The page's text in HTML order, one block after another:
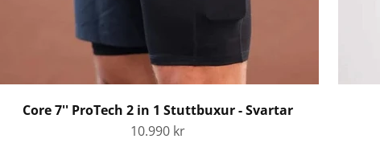
Core 7'' ProTech 2 in 1 Stuttbuxur - Svartar
Tilboðsverð
10.990 kr